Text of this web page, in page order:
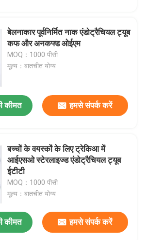
बेलनाकार पूर्वनिर्मित नाक एंडोट्रैचियल ट्यूब
कफ और अनकफ्ड ओईएम
MOQ：1000 पीसी
मूल्य：बातचीत योग्य
कीमत हमसे संपर्क करें
बच्चों के वयस्कों के लिए ट्रेकिआ में
आईएसओ स्टेरलाइज्ड एंडोट्रैचियल ट्यूब
ईटीटी
MOQ：1000 पीसी
मूल्य：बातचीत योग्य
कीमत हमसे संपर्क करें